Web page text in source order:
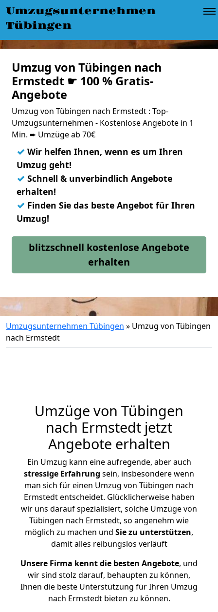
Umzugsunternehmen
Tübingen
Umzug von Tübingen nach
Ermstedt ☛ 100 % Gratis-
Angebote
Umzug von Tübingen nach Ermstedt : Top-
Umzugsunternehmen - Kostenlose Angebote in 1
Min. ➨ Umzüge ab 70€
✓ Wir helfen Ihnen, wenn es um Ihren
Umzug geht!
✓ Schnell & unverbindlich Angebote
erhalten!
✓ Finden Sie das beste Angebot für Ihren
Umzug!
blitzschnell kostenlose Angebote
erhalten
Umzugsunternehmen Tübingen » Umzug von Tübingen
nach Ermstedt
Umzüge von Tübingen
nach Ermstedt jetzt
Angebote erhalten
Ein Umzug kann eine aufregende, aber auch
stressige Erfahrung sein, insbesondere wenn
man sich für einen Umzug von Tübingen nach
Ermstedt entscheidet. Glücklicherweise haben
wir uns darauf spezialisiert, solche Umzüge von
Tübingen nach Ermstedt, so angenehm wie
möglich zu machen und Sie zu unterstützen,
damit alles reibungslos verläuft
Unsere Firma kennt die besten Angebote, und
wir sind stolz darauf, behaupten zu können,
Ihnen die beste Unterstützung für Ihren Umzug
nach Ermstedt bieten zu können.